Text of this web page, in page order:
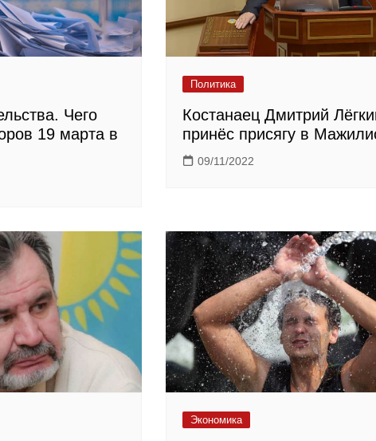
Чего
19 марта в
Политика
Костанаец Дмитрий
принёс присягу в
09/11/2022
Экономика